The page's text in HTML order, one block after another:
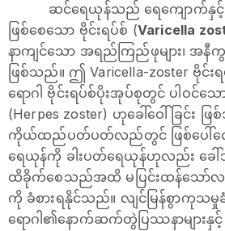
ဆင်ရေယုန်သည် ရေကျောက်နှင့်
ဖြစ်စေသော ဗိုင်းရပ်စ် (Varicella
နာကျင်သော အရည်ကြည်ဖုများ၊ အနီကွ
ဖြစ်သည်။ ဤ Varicella-zoster ဗိုင်
ရောဂါ ဗိုင်းရပ်စ်ပိုးအုပ်စုတွင် ပါဝင်သ
(Herpes zoster) ဟုခေါ်ဝေါ်ခြင်း ဖ
ကိုယ်ထည်ပတ်ပတ်လည်တွင် ဖြစ်‌ပေါ်လ
ရေယုန်ကို ခါးပတ်ရေယုန်ဟုလည်း ခေ
ထိခိုက်စေသည်အထိ မပြင်းထန်သော်လည်
ကို ခံစားရနိုင်သည်။ လျင်မြန်စွာကုသ
ရောဂါ၏နောက်ဆက်တွဲပြဿနာများနှင့်